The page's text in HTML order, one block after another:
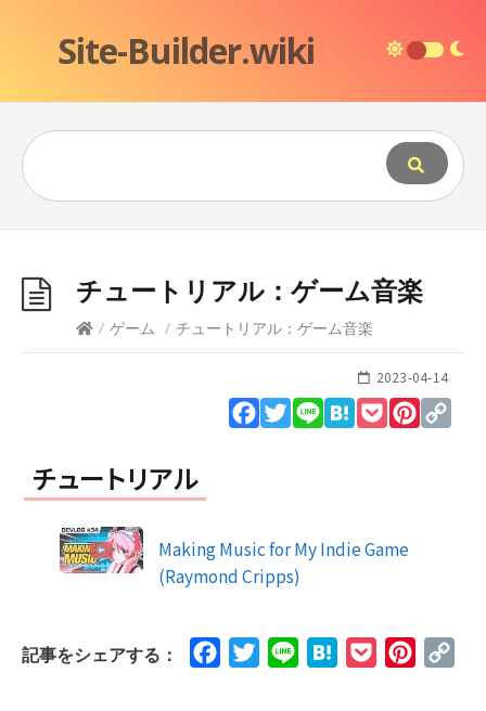
Site-Builder.wiki
チュートリアル：ゲーム音楽
/ ゲーム / チュートリアル：ゲーム音楽
2023-04-14
Facebook
Twitter
Line HatenaPocket
チュートリアル
Making Music for My Indie Game
(Raymond Cripps)
記事をシェアする： FacebookTwitterLine HatenaPocket